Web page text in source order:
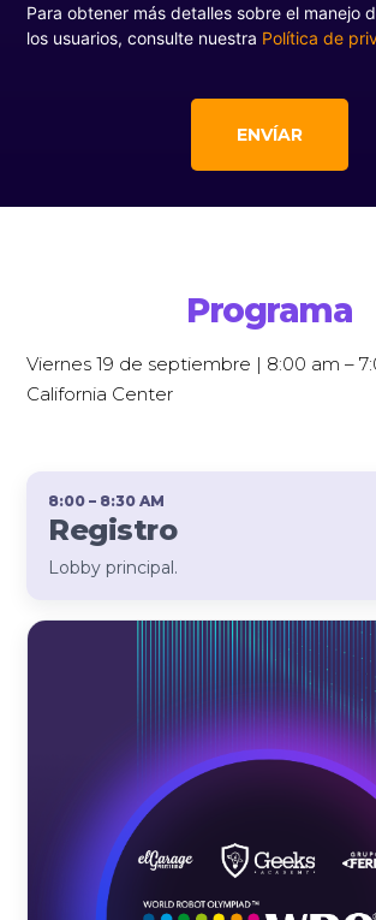
Para obtener más detalles sobre el manejo
los usuarios, consulte nuestra Política de
Programa
Viernes 19 de septiembre | 8:00 am –
California Center
8:00 – 8:30 AM
Registro
Lobby principal.